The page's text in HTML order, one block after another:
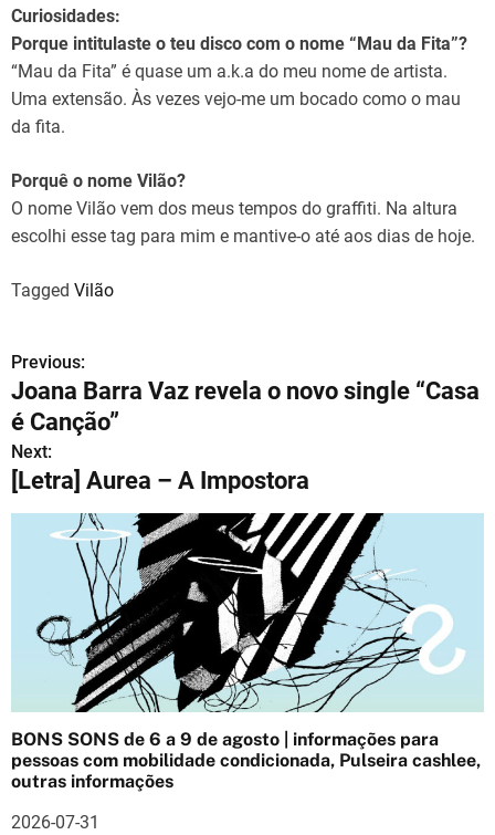
Curiosidades:
Porque intitulaste o teu disco com o nome “Mau da Fita”?
“Mau da Fita” é quase um a.k.a do meu nome de artista.
Uma extensão. Às vezes vejo-me um bocado como o mau
da fita.
Porquê o nome Vilão?
O nome Vilão vem dos meus tempos do graffiti. Na altura
escolhi esse tag para mim e mantive-o até aos dias de hoje.
Tagged Vilão
N
a
v
e
o
d
e
Previous:
Joana Barra Vaz revela o novo single “Casa
é Canção”
Next:
[Letra] Aurea – A Impostora
BONS SONS de 6 a 9 de agosto | informações para
pessoas com mobilidade condicionada, Pulseira cashlee,
outras informações
2026-07-31